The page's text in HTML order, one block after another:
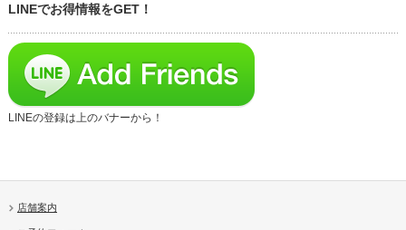
LINEでお得情報をGET！
LINEの登録は上のバナーから！
店舗案内